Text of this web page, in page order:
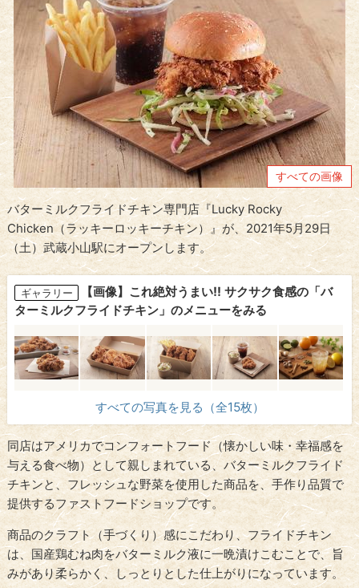
すべての画像
バターミルクフライドチキン専門店『Lucky Rocky
Chicken（ラッキーロッキーチキン）』が、2021年5月29日
（土）武蔵小山駅にオープンします。
ギャラリー
【画像】これ絶対うまい!! サクサク食感の「バ
ターミルクフライドチキン」のメニューをみる
すべての写真を見る（全15枚）
同店はアメリカでコンフォートフード（懐かしい味・幸福感を
与える食べ物）として親しまれている、バターミルクフライド
チキンと、フレッシュな野菜を使用した商品を、手作り品質で
提供するファストフードショップです。
商品のクラフト（手づくり）感にこだわり、フライドチキン
は、国産鶏むね肉をバターミルク液に一晩漬けこむことで、旨
みがあり柔らかく、しっとりとした仕上がりになっています。